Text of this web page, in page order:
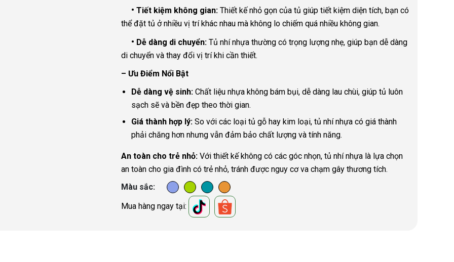
• Tiết kiệm không gian: Thiết kế nhỏ gọn của tủ giúp tiết kiệm diện tích, bạn có
thể đặt tủ ở nhiều vị trí khác nhau mà không lo chiếm quá nhiều không gian.
• Dễ dàng di chuyển: Tủ nhí nhựa thường có trọng lượng nhẹ, giúp bạn dễ dàng
di chuyển và thay đổi vị trí khi cần thiết.
– Ưu Điểm Nổi Bật
Dễ dàng vệ sinh: Chất liệu nhựa không bám bụi, dễ dàng lau chùi, giúp tủ luôn
sạch sẽ và bền đẹp theo thời gian.
Giá thành hợp lý: So với các loại tủ gỗ hay kim loại, tủ nhí nhựa có giá thành
phải chăng hơn nhưng vẫn đảm bảo chất lượng và tính năng.
An toàn cho trẻ nhỏ: Với thiết kế không có các góc nhọn, tủ nhí nhựa là lựa chọn
an toàn cho gia đình có trẻ nhỏ, tránh được nguy cơ va chạm gây thương tích.
Màu sắc
Mua hàng ngay tại: